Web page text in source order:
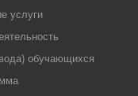
услуги
обучающихся